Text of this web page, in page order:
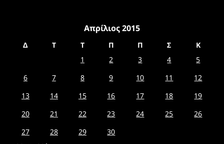
Απρίλιος 2015
Δ Τ Τ Π Π Σ
Κ
1
2 3 4
5
6
7 8 9 10 11
12
13
14 15 16 17 18
19
20
21 22 23 24 25
26
27
28 29
30